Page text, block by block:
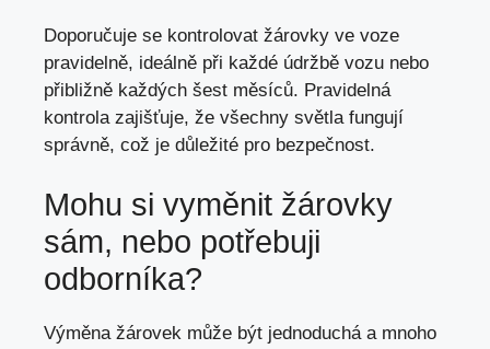
Doporučuje se kontrolovat žárovky ve voze
pravidelně, ideálně při každé údržbě vozu nebo
přibližně každých šest měsíců. Pravidelná
kontrola zajišťuje, že všechny světla fungují
správně, což je důležité pro bezpečnost.
Mohu si vyměnit žárovky
sám, nebo potřebuji
odborníka?
Výměna žárovek může být jednoduchá a mnoho